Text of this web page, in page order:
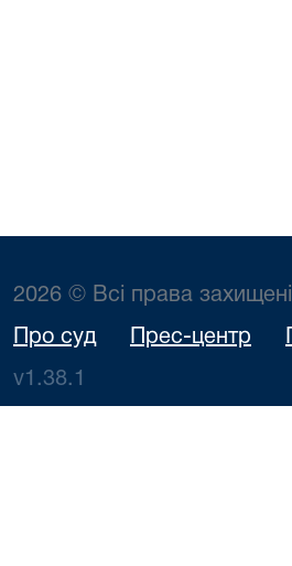
2026 © Всі права захищені
Про суд Прес-центр
v1.38.1